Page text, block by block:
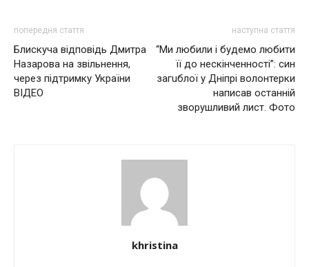
попередня стаття
Блискуча відповідь Дмитра
Назарова на звільнення,
через підтpимку України
ВІДЕО
наступна стаття
“Ми любили і будемо любити
її до нескінченності”: син
загuблої у Дніпрі волонтерки
написав останній
зворушливий лист. Фото
khristina